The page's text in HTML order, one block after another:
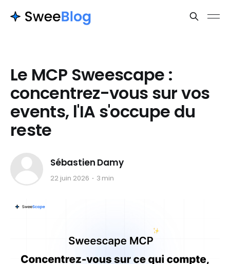
Le MCP Sweescape :
concentrez-vous sur vos
events, l'IA s'occupe du
reste
Sébastien Damy
22 juin 2026 3 min